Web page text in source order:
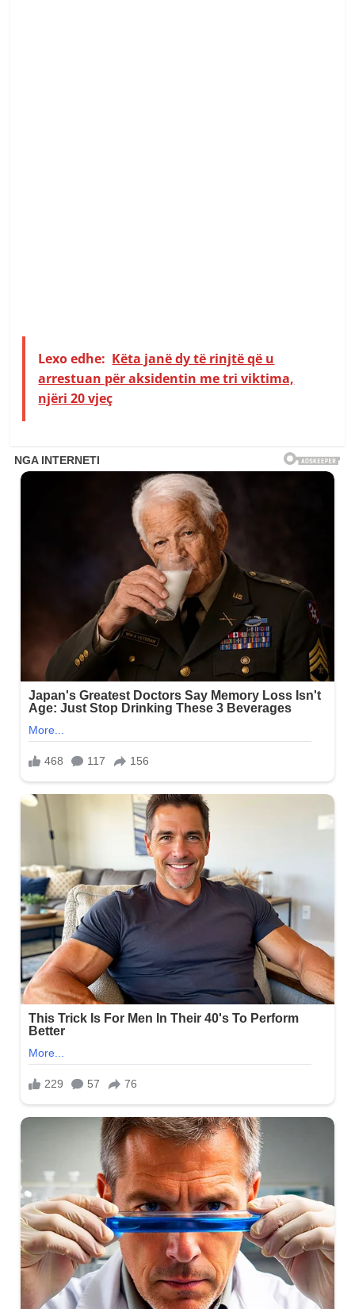
Lexo edhe: Këta janë dy të rinjtë që u
arrestuan për aksidentin me tri viktima,
njëri 20 vjeç